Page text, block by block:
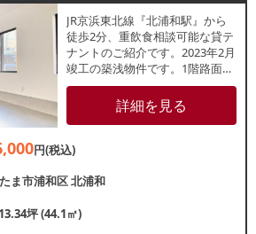
JR京浜東北線『北浦和駅』から
徒歩2分、重飲食相談可能な貸テ
ナントのご紹介です。2023年2月
竣工の築浅物件です。1階路面店
で視認性良好です。地域住民の
日常的な利用が見込める立地で
す。業種等、お気軽にご相談く
詳細を見る
円(税込)
ま市浦和区北浦和
坪 (44.1㎡)